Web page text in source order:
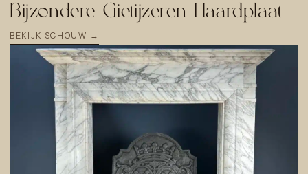
Bijzondere Gietijzeren Haardplaat
BEKIJK SCHOUW →